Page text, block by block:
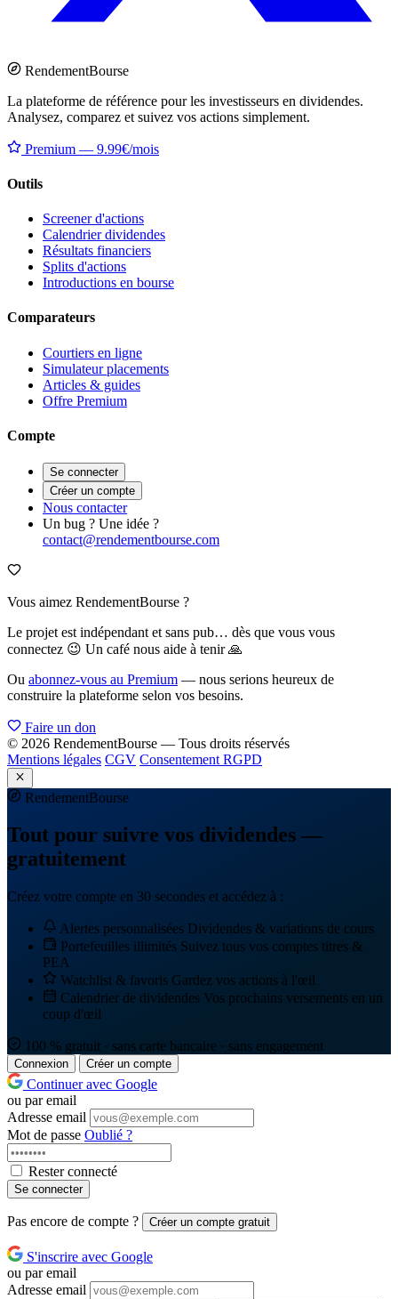
RendementBourse
La plateforme de référence pour les investisseurs en dividendes.
Analysez, comparez et suivez vos actions simplement.
Premium — 9.99€/mois
Outils
Screener d'actions
Calendrier dividendes
Résultats financiers
Splits d'actions
Introductions en bourse
Comparateurs
Courtiers en ligne
Simulateur placements
Articles & guides
Offre Premium
Compte
Se connecter
Créer un compte
Nous contacter
Un bug ? Une idée ?
contact@rendementbourse.com
Vous aimez RendementBourse ?
Le projet est indépendant et sans pub… dès que vous vous
connectez 😉 Un café nous aide à tenir 🙏
Ou abonnez-vous au Premium — nous serions heureux de
construire la plateforme selon vos besoins.
Faire un don
© 2026 RendementBourse — Tous droits réservés
Mentions légales CGV Consentement RGPD
RendementBourse
Tout pour suivre vos dividendes —
gratuitement
Créez votre compte en 30 secondes et accédez à :
Alertes personnalisées Dividendes & variations de cours
Portefeuilles illimités Suivez tous vos comptes titres &
PEA
Watchlist & favoris Gardez vos actions à l'œil
Calendrier de dividendes Vos prochains versements en un
coup d'œil
100 % gratuit · sans carte bancaire · sans engagement
Connexion Créer un compte
Continuer avec Google
ou par email
Adresse email
Mot de passe Oublié ?
Rester connecté
Se connecter
Pas encore de compte ? Créer un compte gratuit
S'inscrire avec Google
ou par email
Adresse email